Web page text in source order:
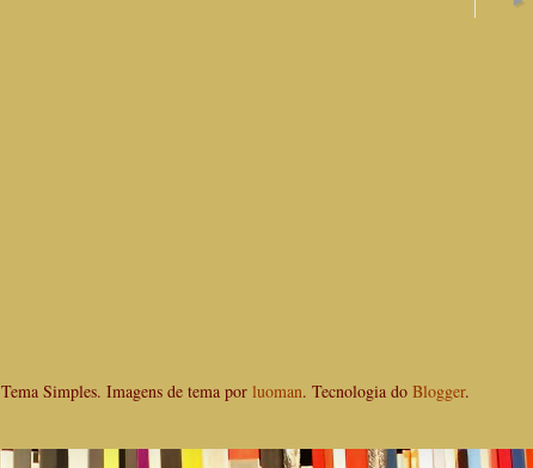
Tema Simples. Imagens de tema por luoman. Tecnologia do Blogger.